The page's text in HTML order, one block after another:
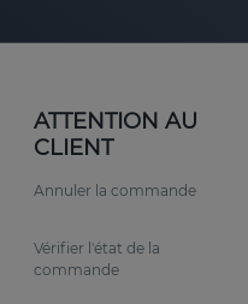
ATTENTION AU
CLIENT
Annuler la commande
Vérifier l'état de la
commande